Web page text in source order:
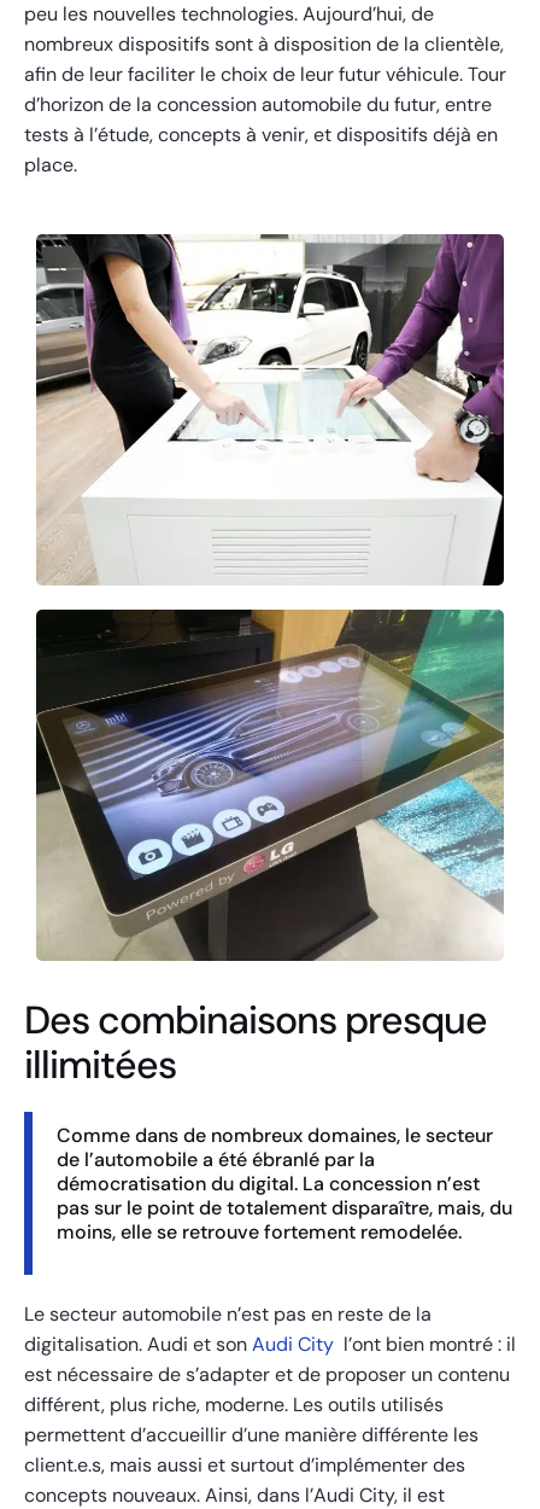
peu les nouvelles technologies. Aujourd’hui, de
nombreux dispositifs sont à disposition de la clientèle,
afin de leur faciliter le choix de leur futur véhicule. Tour
d’horizon de la concession automobile du futur, entre
tests à l’étude, concepts à venir, et dispositifs déjà en
place.
Des combinaisons presque
illimitées
Comme dans de nombreux domaines, le secteur
de l’automobile a été ébranlé par la
démocratisation du digital. La concession n’est
pas sur le point de totalement disparaître, mais, du
moins, elle se retrouve fortement remodelée.
Le secteur automobile n’est pas en reste de la
digitalisation. Audi et sonAudi City l’ont bien montré : il
est nécessaire de s’adapter et de proposer un contenu
différent, plus riche, moderne. Les outils utilisés
permettent d’accueillir d’une manière différente les
client.e.s, mais aussi et surtout d’implémenter des
concepts nouveaux. Ainsi, dans l’Audi City, il est